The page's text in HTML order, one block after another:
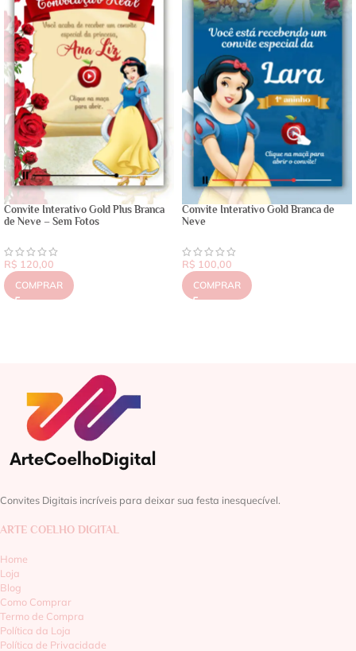
Convite Interativo Gold Plus Branca
de Neve – Sem Fotos
R$ 120,00
COMPRAR
Convite Interativo Gold Branca de
Neve
R$ 100,00
COMPRAR
Convites Digitais incríveis para deixar sua festa inesquecível.
ARTE COELHO DIGITAL
Home
Loja
Blog
Como Comprar
Termo de Compra
Política da Loja
Política de Privacidade